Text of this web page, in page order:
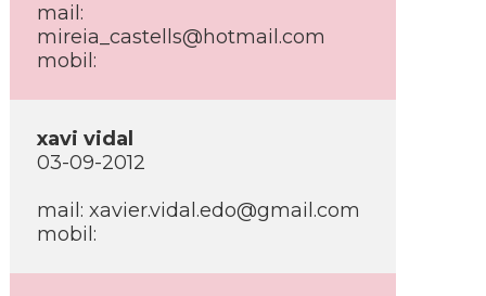
mail:
mireia_castells@hotmail.com
mobil:
xavi vidal
03-09-2012
mail: xavier.vidal.edo@gmail.com
mobil: